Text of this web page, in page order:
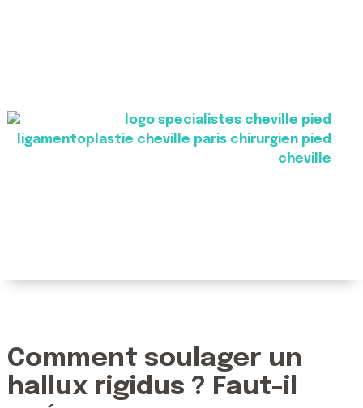
Comment soulager un
hallux rigidus ? Faut-il